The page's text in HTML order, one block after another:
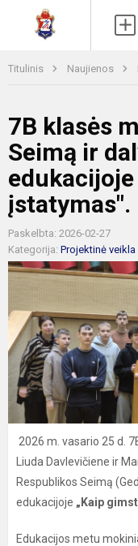
Titulinis Naujienos
7B klasės
Seimą ir
įstatymas".
Paskelbta: 2026-02-27
Kategorija: Projektinė veikla
2026 m. vasario 25 d.
Liuda Davlevičiene ir
Respublikos Seimą
edukacijoje „Kaip
Edukacijos metu